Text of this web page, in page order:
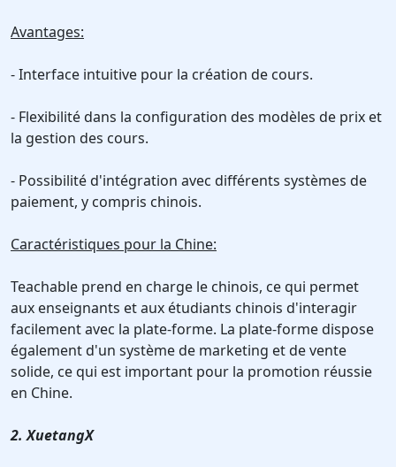
Avantages:
- Interface intuitive pour la création de cours.
- Flexibilité dans la configuration des modèles de prix et
la gestion des cours.
- Possibilité d'intégration avec différents systèmes de
paiement, y compris chinois.
Caractéristiques pour la Chine:
Teachable prend en charge le chinois, ce qui permet
aux enseignants et aux étudiants chinois d'interagir
facilement avec la plate-forme. La plate-forme dispose
également d'un système de marketing et de vente
solide, ce qui est important pour la promotion réussie
en Chine.
2. XuetangX